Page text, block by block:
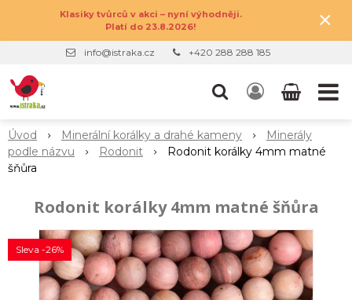
Klasiky tvůrců v akci – nyní výhodněji.
Platí do 23.8.2026!
×
info@istraka.cz +420 288 288 185
Úvod Minerální korálky a drahé kameny
Minerály
podle názvu
Rodonit
Rodonit korálky 4mm matné
šňůra
Rodonit korálky 4mm matné šňůra
Sleva -26%